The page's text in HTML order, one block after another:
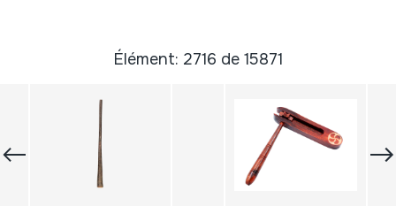
Élément: 2716 de 15871